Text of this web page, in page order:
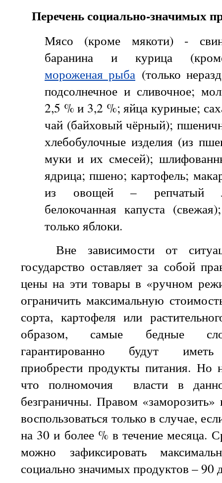
Перечень социально-значимых
Мясо (кроме мякоти) -
баранина и курица
мороженая рыба (только
подсолнечное и сливочное;
2,5 % и 3,2 %; яйца куриные;
чай (байховый чёрный);
хлебобулочные изделия (из
муки и их смесей);
ядрица; пшено; картофель;
из овощей – репчатый
белокочанная капуста
только яблоки.
Вне зависимости от
государство оставляет за собой
цены на эти товары в «ручном
ограничить максимальную
сорта, картофеля или
образом, самые бедные
гарантированно будут иметь
приобрести продукты питания. Но
что полномочия власти в
безграничны. Правом
воспользоваться только в случае,
на 30 и более % в течение месяца.
можно зафиксировать
социально значимых продуктов – 90